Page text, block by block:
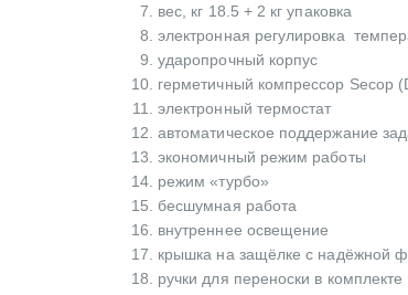
вес, кг 18.5 + 2 кг упаковка
электронная регулировка
ударопрочный корпус
герметичный компрессор Secop
электронный термостат
автоматическое поддержание
экономичный режим работы
режим «турбо»
бесшумная работа
внутреннее освещение
крышка на защёлке с надёжной
ручки для переноски в комплекте